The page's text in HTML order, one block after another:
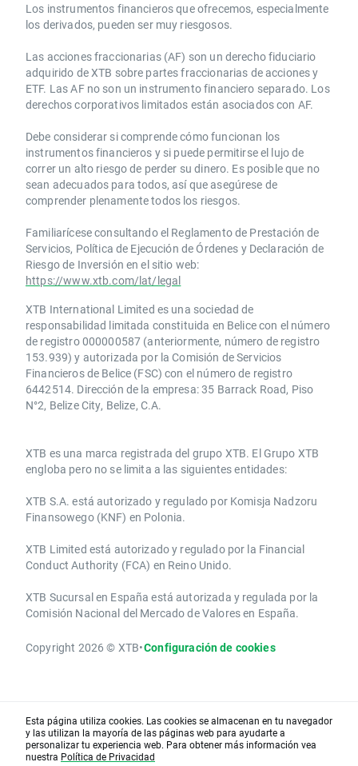
Los instrumentos financieros que ofrecemos, especialmente
los derivados, pueden ser muy riesgosos.
Las acciones fraccionarias (AF) son un derecho fiduciario
adquirido de XTB sobre partes fraccionarias de acciones y
ETF. Las AF no son un instrumento financiero separado. Los
derechos corporativos limitados están asociados con AF.
Debe considerar si comprende cómo funcionan los
instrumentos financieros y si puede permitirse el lujo de
correr un alto riesgo de perder su dinero. Es posible que no
sean adecuados para todos, así que asegúrese de
comprender plenamente todos los riesgos.
Familiarícese consultando el Reglamento de Prestación de
Servicios, Política de Ejecución de Órdenes y Declaración de
Riesgo de Inversión en el sitio web:
https://www.xtb.com/lat/legal
XTB International Limited es una sociedad de
responsabilidad limitada constituida en Belice con el número
de registro 000000587 (anteriormente, número de registro
153.939) y autorizada por la Comisión de Servicios
Financieros de Belice (FSC) con el número de registro
6442514. Dirección de la empresa: 35 Barrack Road, Piso
N°2, Belize City, Belize, C.A.
​​XTB es una marca registrada del grupo XTB. El Grupo XTB
engloba pero no se limita a las siguientes entidades:
XTB S.A.​ está autorizado y regulado por Komisja Nadzoru
Finansowego (KNF) ​en Polonia.
XTB Limited ​está autorizado y regulado por la ​Financial
Conduct Authority ​(FCA) en ​​Reino Unido.
XTB Sucursal en España está autorizada y regulada por la
Comisión Nacional del Mercado de Valores en España.
Copyright 2026 © XTB•Configuración de cookies
Esta página utiliza cookies. Las cookies se almacenan en tu navegador
y las utilizan la mayoría de las páginas web para ayudarte a
personalizar tu experiencia web. Para obtener más información vea
nuestra Política de Privacidad